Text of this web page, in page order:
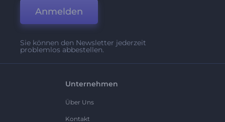
Anmelden
Sie können den Newsletter jederzeit
problemlos abbestellen.
Unternehmen
Über Uns
Kontakt